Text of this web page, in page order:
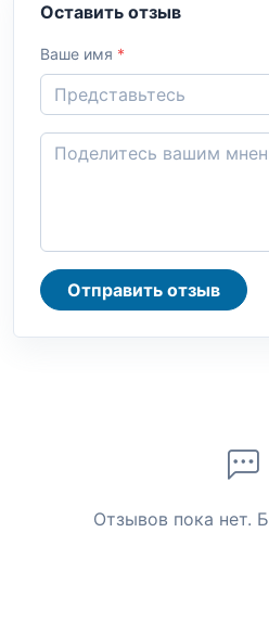
Оставить отзыв
Ваше имя *
Отправить отзыв
Отзывов пока нет.